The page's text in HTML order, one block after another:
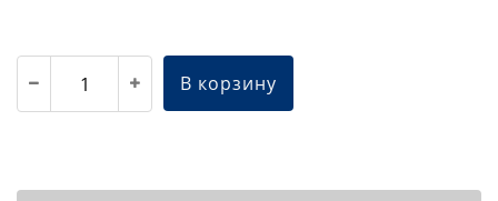
В корзину